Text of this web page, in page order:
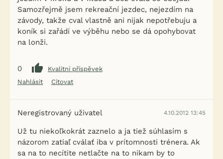
Samozřejmě jsem rekreační jezdec, nejezdím na
závody, takže cval vlastně ani nijak nepotřebuju a
koník si zařádí ve výběhu nebo se dá opohybovat
na lonži.
0
Kvalitní příspěvek
Nahlásit
Citovat
Neregistrovaný uživatel 4.10.2012 13:45
Už tu niekoľkokrát zaznelo a ja tiež súhlasím s
názorom zatiaľ cválať iba v prítomnosti trénera. Ak
sa na to necítite netlačte na to nikam by to